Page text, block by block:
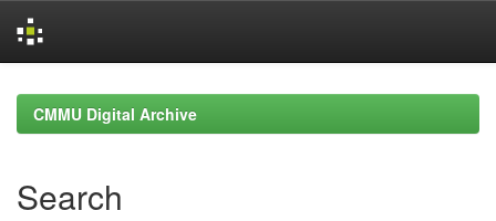
navigationCMMU Digital Archive
Search